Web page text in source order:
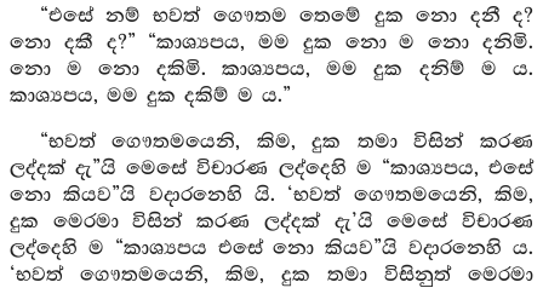
“එසේ නම් භවත් ගෞතම තෙමේ දුක නො දනී ද?
නො දකී ද?” “කාශ්‍යපය, මම දුක නො ම නො දනිමි.
නො ම නො දකිමි. කාශ්‍යපය, මම දුක දනිම් ම ය.
කාශ්‍යපය, මම දුක දකිම් ම ය.”
“භවත් ගෞතමයෙනි, කිම, දුක තමා විසින් කරණ
ලද්දක් දැ”යි මෙසේ විචාරණ ලද්දෙහි ම “කාශ්‍යපය, එසේ
නො කියව”යි වදාරනෙහි යි. ‘භවත් ගෞතමයෙනි, කිම,
දුක මෙරමා විසින් කරණ ලද්දක් දැ’යි මෙසේ විචාරණ
ලද්දෙහි ම “කාශ්‍යපය එසේ නො කියව”යි වදාරනෙහි ය.
‘භවත් ගෞතමයෙනි, කිම, දුක තමා විසිනුත් මෙරමා